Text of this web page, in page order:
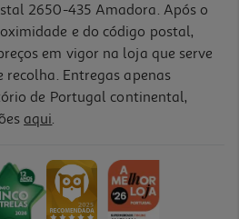
2650-435 Amadora. Após o
e do código postal,
em vigor na loja que serve
Entregas apenas
de Portugal continental,
aqui.